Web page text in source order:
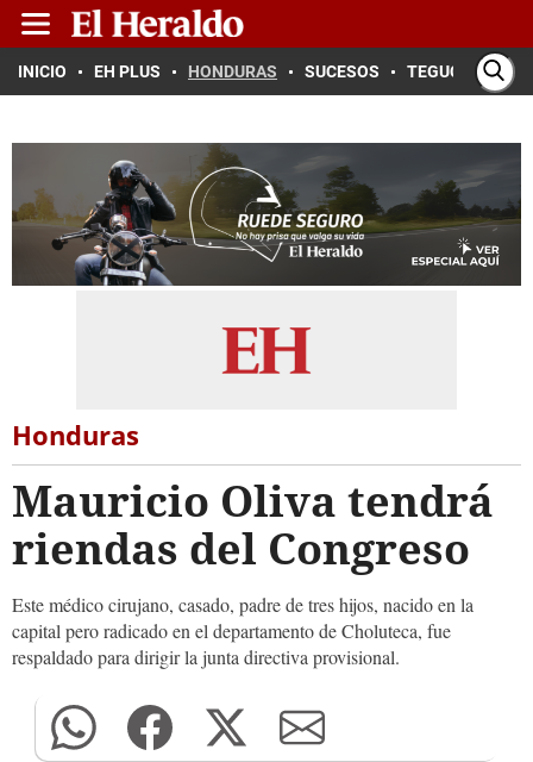
INICIO EH PLUS HONDURAS SUCESOS TEGUCIGALPA
Honduras
Mauricio Oliva tendrá
riendas del Congreso
Este médico cirujano, casado, padre de tres hijos, nacido en la
capital pero radicado en el departamento de Choluteca, fue
respaldado para dirigir la junta directiva provisional.